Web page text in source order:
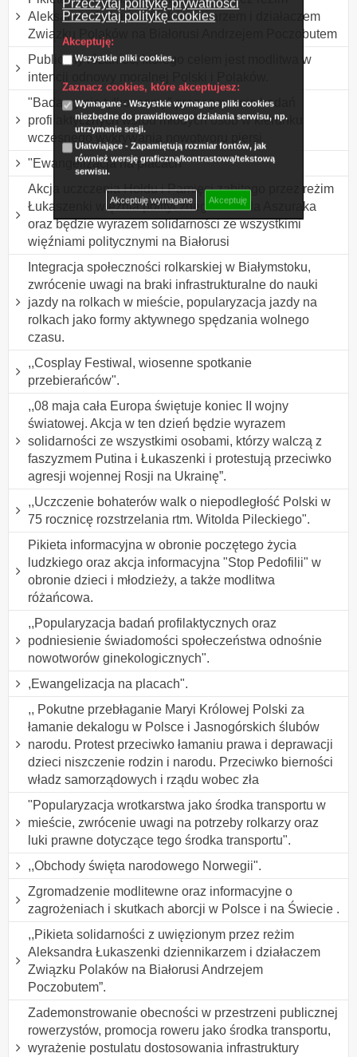
Przeczytaj politykę prywatności
Przeczytaj politykę cookies
Akceptuję:
Wszystkie pliki cookies.
Zaznacz cookies, które akceptujesz:
Wymagane - Wszystkie wymagane pliki cookies
niezbędne do prawidłowego działania serwisu, np.
utrzymanie sesji.
Ułatwiające - Zapamiętują rozmiar fontów, jak
również wersję graficzną/kontrastową/tekstową
serwisu.
Akceptuję wymagane Akceptuję
Aleksandra Łukaszenki dziennikarzem i działaczem
Związku Polaków na Białorusi Andrzejem Poczobutem
Publiczny różaniec, którego celem jest modlitwa w
intencji odnowy moralnej Polski i Polaków.
"Badamy nie tylko mamy" propagowanie badań
profilaktycznych wśród młodych osób w kierunku
wczesnego wykrywania nowotworu piersi
"Ewangelizacja na placach"
Akcja uczczenia Hołdu i Pamięci zabitego przez reżim
Łukaszenki więźnia politycznego Witolda Aszuraka
oraz będzie wyrazem solidarności ze wszystkimi
więźniami politycznymi na Białorusi
Integracja społeczności rolkarskiej w Białymstoku,
zwrócenie uwagi na braki infrastrukturalne do nauki
jazdy na rolkach w mieście, popularyzacja jazdy na
rolkach jako formy aktywnego spędzania wolnego
czasu.
,,Cosplay Festiwal, wiosenne spotkanie
przebierańców".
,,08 maja cała Europa świętuje koniec II wojny
światowej. Akcja w ten dzień będzie wyrazem
solidarności ze wszystkimi osobami, którzy walczą z
faszyzmem Putina i Łukaszenki i protestują przeciwko
agresji wojennej Rosji na Ukrainę”.
,,Uczczenie bohaterów walk o niepodległość Polski w
75 rocznicę rozstrzelania rtm. Witolda Pileckiego".
Pikieta informacyjna w obronie poczętego życia
ludzkiego oraz akcja informacyjna "Stop Pedofilii" w
obronie dzieci i młodzieży, a także modlitwa
różańcowa.
,,Popularyzacja badań profilaktycznych oraz
podniesienie świadomości społeczeństwa odnośnie
nowotworów ginekologicznych".
,Ewangelizacja na placach".
,, Pokutne przebłaganie Maryi Królowej Polski za
łamanie dekalogu w Polsce i Jasnogórskich ślubów
narodu. Protest przeciwko łamaniu prawa i deprawacji
dzieci niszczenie rodzin i narodu. Przeciwko bierności
władz samorządowych i rządu wobec zła
"Popularyzacja wrotkarstwa jako środka transportu w
mieście, zwrócenie uwagi na potrzeby rolkarzy oraz
luki prawne dotyczące tego środka transportu".
,,Obchody święta narodowego Norwegii".
Zgromadzenie modlitewne oraz informacyjne o
zagrożeniach i skutkach aborcji w Polsce i na Świecie .
,,Pikieta solidarności z uwięzionym przez reżim
Aleksandra Łukaszenki dziennikarzem i działaczem
Związku Polaków na Białorusi Andrzejem
Poczobutem”.
Zademonstrowanie obecności w przestrzeni publicznej
rowerzystów, promocja roweru jako środka transportu,
wyrażenie postulatu dostosowania infrastruktury